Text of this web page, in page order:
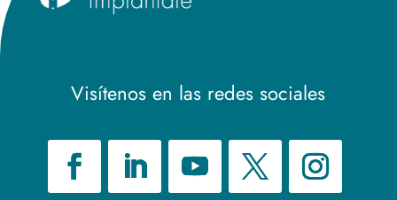
Visítenos en las redes sociales